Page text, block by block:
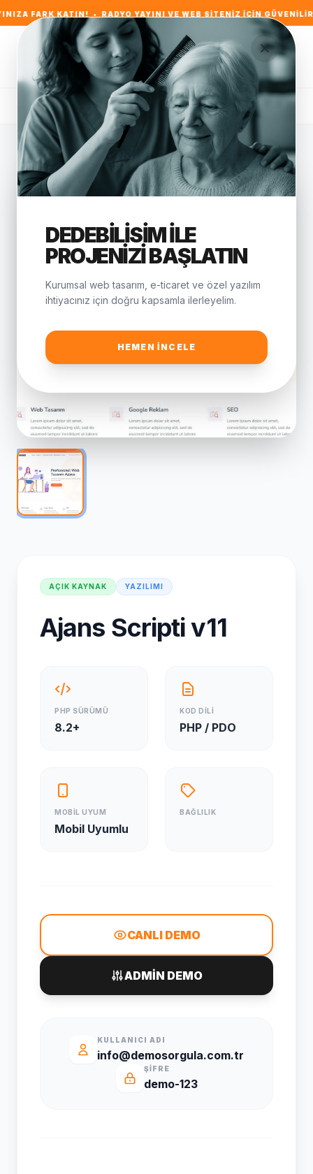
• RADYO YAYINI VE WEB SITENIZ IÇIN GÜVENILIR VE
Anasayfa / Yazılımlar / Ajans Scripti v11
AÇIK KAYNAK YAZILIMI
Ajans Scripti v11
PHP SÜRÜMÜ
8.2+
KOD DİLİ
PHP / PDO
MOBİL UYUM
Mobil Uyumlu
BAĞLILIK
CANLI DEMO
ADMİN DEMO
KULLANICI ADI
info@demosorgula.com.tr
ŞIFRE
demo-123
DEDEBILISIM ILE
PROJENIZI BAŞLATIN
Kurumsal web tasarım, e-ticaret ve özel yazılım
ihtiyacınız için doğru kapsamla ilerleyelim.
HEMEN İNCELE